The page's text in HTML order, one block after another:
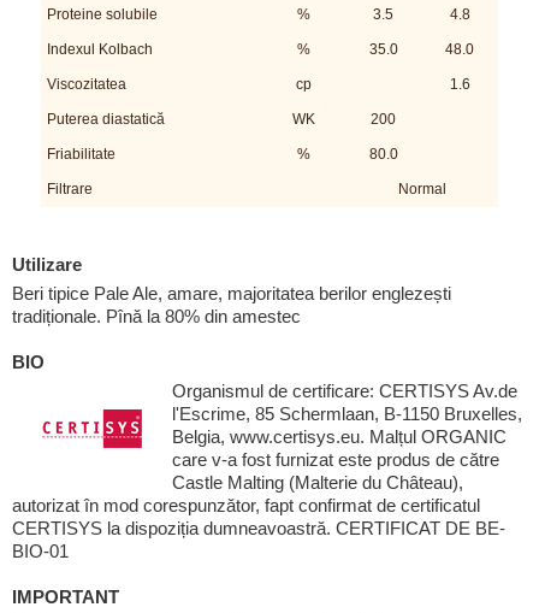
Proteine solubile % 3.5 4.8
Indexul Kolbach % 35.0 48.0
Viscozitatea cp 1.6
Puterea diastatică WK 200
Friabilitate % 80.0
Filtrare Normal
Utilizare
Beri tipice Pale Ale, amare, majoritatea berilor englezești
tradiționale. Pînă la 80% din amestec
BIO
Organismul de certificare: CERTISYS Av.de
l'Escrime, 85 Schermlaan, B-1150 Bruxelles,
Belgia, www.certisys.eu. Malțul ORGANIC
care v-a fost furnizat este produs de către
Castle Malting (Malterie du Château),
autorizat în mod corespunzător, fapt confirmat de certificatul
CERTISYS la dispoziția dumneavoastră. CERTIFICAT DE BE-
BIO-01
IMPORTANT